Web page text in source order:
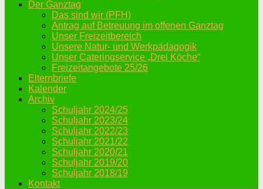
Der Ganztag
Das sind wir (PFH)
Antrag auf Betreuung im offenen Ganztag
Unser Freizeitbereich
Unsere Natur- und Werkpädagogik
Unser Cateringservice „Drei Köche“
Freizeitangebote 25/26
Elternbriefe
Kalender
Archiv
Schuljahr 2024/25
Schuljahr 2023/24
Schuljahr 2022/23
Schuljahr 2021/22
Schuljahr 2020/21
Schuljahr 2019/20
Schuljahr 2018/19
Kontakt